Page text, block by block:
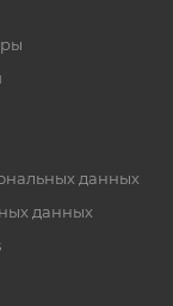
данных
данных